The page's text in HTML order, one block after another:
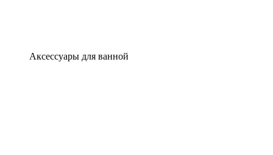
Аксессуары для ванной